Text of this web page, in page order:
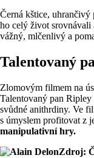
Černá kštice,
ho celý život srovnávali
vážný, mlčenlivý a
Talentovaný
Zlomovým filmem na
Talentovaný pan
svůdné anithrdiny. Ve
s úmyslem profitovat z
manipulativní hry.
Zdroj: